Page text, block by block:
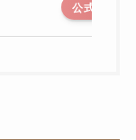
公式サイト